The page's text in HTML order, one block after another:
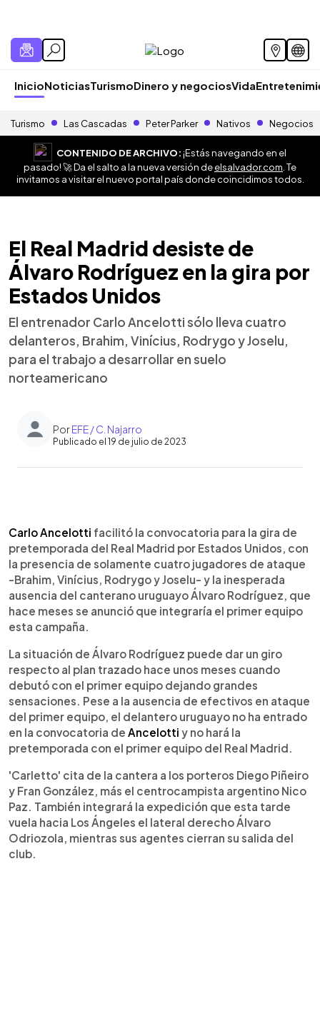
InicioNoticiasTurismoDinero y negociosVida
Turismo Las Cascadas Peter Parker Nativos Negocios
CONTENIDO DE ARCHIVO:¡Estás navegando en el
pasado! 🚀 Da el salto a la nueva versión deelsalvador.com . Te
invitamos a visitar el nuevo portal país donde coincidimos todos.
El Real Madrid desiste de
Álvaro Rodríguez en la gira por
Estados Unidos
El entrenador Carlo Ancelotti sólo lleva cuatro
delanteros, Brahim, Vinícius, Rodrygo y Joselu,
para el trabajo a desarrollar en suelo
norteamericano
PorEFE / C. Najarro
Publicado el 19 de julio de 2023
► Escuchar artículo
Carlo Ancelotti facilitó la convocatoria para la gira de
pretemporada del Real Madrid por Estados Unidos, con
la presencia de solamente cuatro jugadores de ataque
-Brahim, Vinícius, Rodrygo y Joselu- y la inesperada
ausencia del canterano uruguayo Álvaro Rodríguez, que
hace meses se anunció que integraría el primer equipo
esta campaña.
La situación de Álvaro Rodríguez puede dar un giro
respecto al plan trazado hace unos meses cuando
debutó con el primer equipo dejando grandes
sensaciones. Pese a la ausencia de efectivos en ataque
del primer equipo, el delantero uruguayo no ha entrado
en la convocatoria de Ancelotti y no hará la
pretemporada con el primer equipo del Real Madrid.
'Carletto' cita de la cantera a los porteros Diego Piñeiro
y Fran González, más el centrocampista argentino Nico
Paz. También integrará la expedición que esta tarde
vuela hacia Los Ángeles el lateral derecho Álvaro
Odriozola, mientras sus agentes cierran su salida del
club.